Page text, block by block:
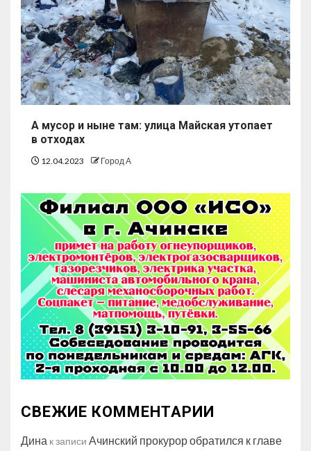
А мусор и ныне там: улица Майская утопает
в отходах
12.04.2023 Город А
СВЕЖИЕ КОММЕНТАРИИ
Дина к записи Ачинский прокурор обратился к главе